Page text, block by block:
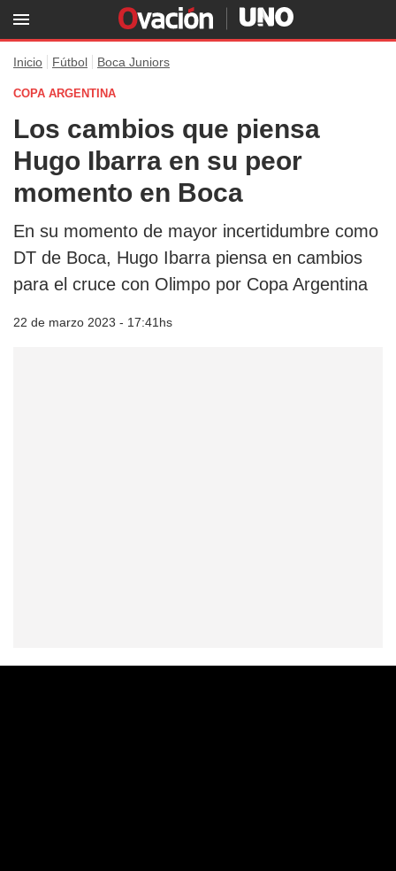
Inicio Fútbol Boca Juniors
COPA ARGENTINA
Los cambios que piensa
Hugo Ibarra en su peor
momento en Boca
En su momento de mayor incertidumbre como
DT de Boca, Hugo Ibarra piensa en cambios
para el cruce con Olimpo por Copa Argentina
22 de marzo 2023 - 17:41hs